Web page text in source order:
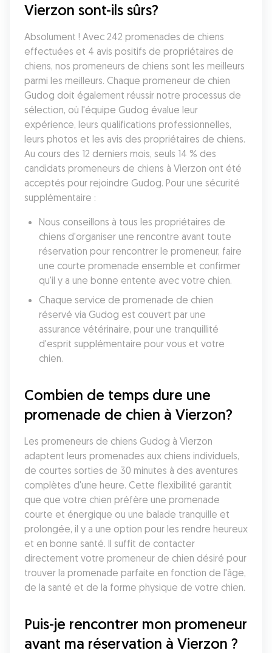
Vierzon sont-ils sûrs?
Absolument ! Avec 242 promenades de chiens
effectuées et 4 avis positifs de propriétaires de
chiens, nos promeneurs de chiens sont les meilleurs
parmi les meilleurs. Chaque promeneur de chien
Gudog doit également réussir notre processus de
sélection, où l'équipe Gudog évalue leur
expérience, leurs qualifications professionnelles,
leurs photos et les avis des propriétaires de chiens.
Au cours des 12 derniers mois, seuls 14 % des
candidats promeneurs de chiens à Vierzon ont été
acceptés pour rejoindre Gudog. Pour une sécurité
supplémentaire :
Nous conseillons à tous les propriétaires de
chiens d'organiser une rencontre avant toute
réservation pour rencontrer le promeneur, faire
une courte promenade ensemble et confirmer
qu'il y a une bonne entente avec votre chien.
Chaque service de promenade de chien
réservé via Gudog est couvert par une
assurance vétérinaire, pour une tranquillité
d'esprit supplémentaire pour vous et votre
chien.
Combien de temps dure une
promenade de chien à Vierzon?
Les promeneurs de chiens Gudog à Vierzon
adaptent leurs promenades aux chiens individuels,
de courtes sorties de 30 minutes à des aventures
complètes d'une heure. Cette flexibilité garantit
que que votre chien préfère une promenade
courte et énergique ou une balade tranquille et
prolongée, il y a une option pour les rendre heureux
et en bonne santé. Il suffit de contacter
directement votre promeneur de chien désiré pour
trouver la promenade parfaite en fonction de l'âge,
de la santé et de la forme physique de votre chien.
Puis-je rencontrer mon promeneur
avant ma réservation à Vierzon ?